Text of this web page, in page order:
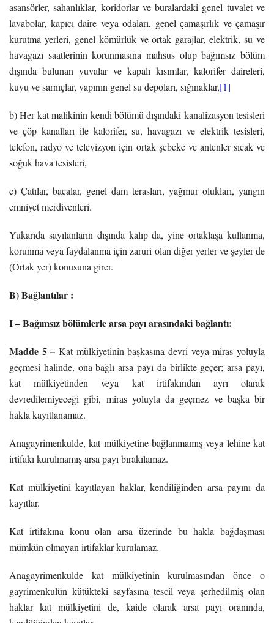
asansörler, sahanlıklar, koridorlar ve buralardaki genel tuvalet ve
lavabolar, kapıcı daire veya odaları, genel çamaşırlık ve çamaşır
kurutma yerleri, genel kömürlük ve ortak garajlar, elektrik, su ve
havagazı saatlerinin korunmasına mahsus olup bağımsız bölüm
dışında bulunan yuvalar ve kapalı kısımlar, kalorifer daireleri,
kuyu ve sarnıçlar, yapının genel su depoları, sığınaklar,[1]
b) Her kat malikinin kendi bölümü dışındaki kanalizasyon tesisleri
ve çöp kanalları ile kalorifer, su, havagazı ve elektrik tesisleri,
telefon, radyo ve televizyon için ortak şebeke ve antenler sıcak ve
soğuk hava tesisleri,
c) Çatılar, bacalar, genel dam terasları, yağmur olukları, yangın
emniyet merdivenleri.
Yukarıda sayılanların dışında kalıp da, yine ortaklaşa kullanma,
korunma veya faydalanma için zaruri olan diğer yerler ve şeyler de
(Ortak yer) konusuna girer.
B) Bağlantılar :
I – Bağımsız bölümlerle arsa payı arasındaki bağlantı:
Madde 5 – Kat mülkiyetinin başkasına devri veya miras yoluyla
geçmesi halinde, ona bağlı arsa payı da birlikte geçer; arsa payı,
kat mülkiyetinden veya kat irtifakından ayrı olarak
devredilemiyeceği gibi, miras yoluyla da geçmez ve başka bir
hakla kayıtlanamaz.
Anagayrimenkulde, kat mülkiyetine bağlanmamış veya lehine kat
irtifakı kurulmamış arsa payı bırakılamaz.
Kat mülkiyetini kayıtlayan haklar, kendiliğinden arsa payını da
kayıtlar.
Kat irtifakına konu olan arsa üzerinde bu hakla bağdaşması
mümkün olmayan irtifaklar kurulamaz.
Anagayrimenkulde kat mülkiyetinin kurulmasından önce o
gayrimenkulün kütükteki sayfasına tescil veya şerhedilmiş olan
haklar kat mülkiyetini de, kaide olarak arsa payı oranında,